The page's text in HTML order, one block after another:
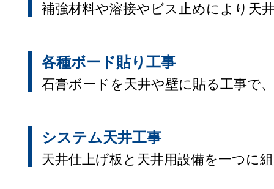
補強材料や溶接やビス止めにより天
各種ボード貼り工事
石膏ボードを天井や壁に貼る工事で
システム天井工事
天井仕上げ板と天井用設備を一つに